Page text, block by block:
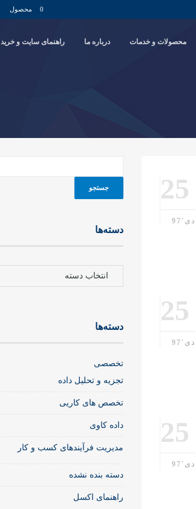
0 محصول
محصولات و خدمات درباره ما راهنمای سایت و خرید
25
دی'97
25
دی'97
25
دی'97
دسته‌ها
دسته‌ها
تخصصی
تجزیه و تحلیل داده
تخصص های کاریی
داده کاوی
مدیریت فرآیندهای کسب و کار
دسته بنده نشده
راهنمای اکسل